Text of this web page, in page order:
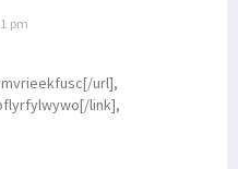
pm
url],
link],